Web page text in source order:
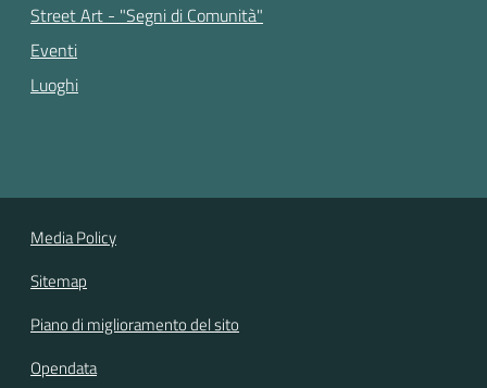
Street Art - "Segni di Comunità"
Eventi
Luoghi
Media Policy
Sitemap
Piano di miglioramento del sito
Opendata